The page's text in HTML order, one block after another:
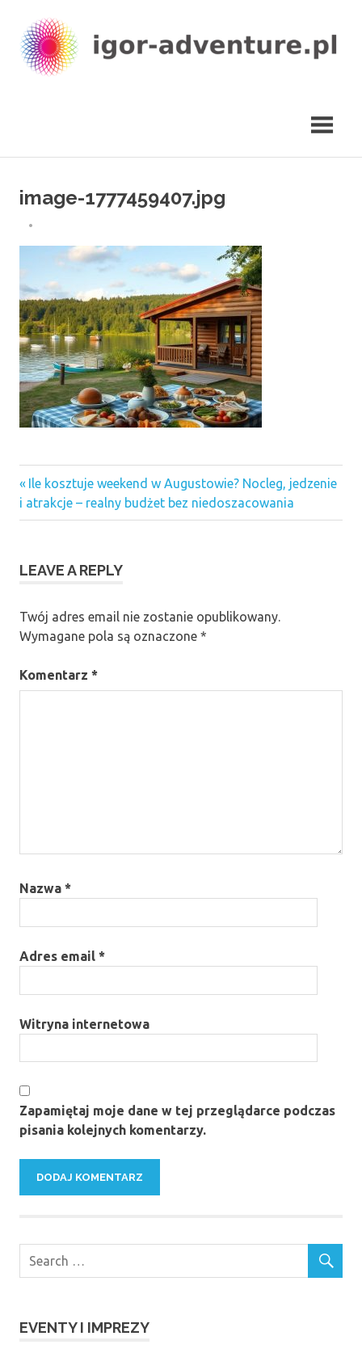
content
image-1777459407.jpg
29 KWIETNIA 2026
Nawigacja
wpisu
Previous
Post:
Ile kosztuje weekend w Augustowie? Nocleg, jedzenie
i atrakcje – realny budżet bez niedoszacowania
LEAVE A REPLY
Twój adres email nie zostanie opublikowany.
Wymagane pola są oznaczone *
Komentarz *
Nazwa *
Adres email *
Witryna internetowa
Zapamiętaj moje dane w tej przeglądarce podczas
pisania kolejnych komentarzy.
EVENTY I IMPREZY